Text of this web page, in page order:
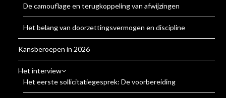
De camouflage en terugkoppeling van afwijzingen
Het belang van doorzettingsvermogen en discipline
Kansberoepen in 2026
Het interview
Het eerste sollicitatiegesprek: De voorbereiding